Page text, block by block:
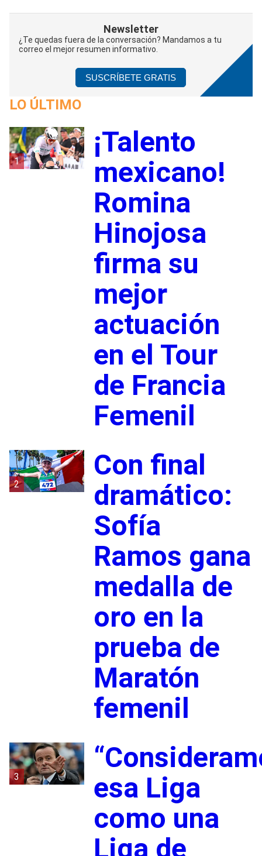
Newsletter
¿Te quedas fuera de la conversación? Mandamos a tu
correo el mejor resumen informativo.
SUSCRÍBETE GRATIS
LO ÚLTIMO
1
¡Talento
mexicano!
Romina
Hinojosa
firma su
mejor
actuación
en el Tour
de Francia
Femenil
2
Con final
dramático:
Sofía
Ramos gana
medalla de
oro en la
prueba de
Maratón
femenil
3
esa Liga
como una
Liga de